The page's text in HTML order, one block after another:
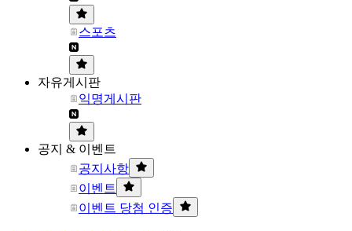
스포츠
자유게시판
익명게시판
공지 & 이벤트
공지사항
이벤트
이벤트 당첨 인증